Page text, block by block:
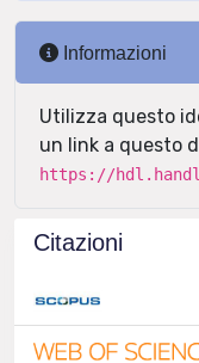
Informazioni
Utilizza questo
un link a questo
https://
Citazioni